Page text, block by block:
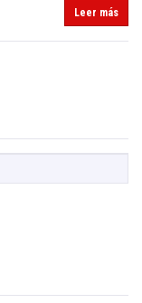
Leer más